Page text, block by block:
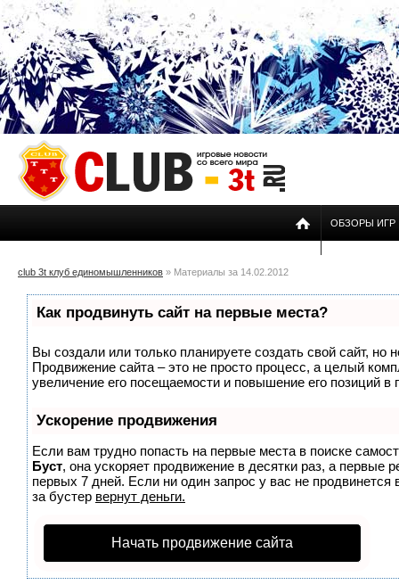
ОБЗОРЫ ИГР
club 3t клуб единомышленников » Материалы за 14.02.2012
Как продвинуть сайт на первые места?
Вы создали или только планируете создать свой сайт, но
Продвижение сайта – это не просто процесс, а целый
увеличение его посещаемости и повышение его позиций в
Ускорение продвижения
Если вам трудно попасть на первые места в поиске
Буст, она ускоряет продвижение в десятки раз, а первые
первых 7 дней. Если ни один запрос у вас не продвинется
за бустер вернут деньги.
Начать продвижение сайта